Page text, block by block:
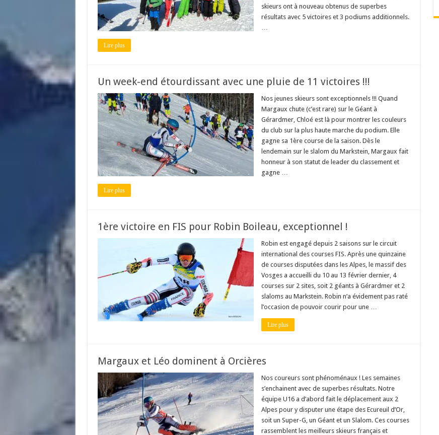
skieurs ont à nouveau obtenus de superbes
résultats avec 5 victoires et 3 podiums additionnels.
…
Lire plus
Un week-end étourdissant avec une pluie de 11 victoires !!!
Nos jeunes skieurs sont exceptionnels !!! Quand
Margaux chute (c’est rare) sur le Géant à
Gérardmer, Chloé est là pour montrer les couleurs
du club sur la plus haute marche du podium. Elle
gagne sa 1ère course de la saison. Dès le
lendemain sur le slalom du Markstein, Margaux fait
honneur à son statut de leader du classement et
gagne …
Lire plus
1ère victoire en FIS pour Robin Boileau, exceptionnel !
Robin est engagé depuis 2 saisons sur le circuit
international des courses FIS. Après une quinzaine
de courses disputées dans les Alpes, le massif des
Vosges a accueilli du 10 au 13 février dernier, 4
courses sur 2 sites, soit 2 géants à Gérardmer et 2
slaloms au Markstein. Robin n’a évidement pas raté
l’occasion de pouvoir courir pour une …
Lire plus
Margaux et Léo dominent à Orcières
Nos coureurs sont phénoménaux ! Les semaines
s’enchainent avec de superbes résultats. Notre
équipe U16 a d’abord fait le déplacement aux 2
Alpes pour y disputer une étape des Ecureuil d’Or,
soit un Super-G, un Géant et un Slalom. Ces courses
rassemblent les meilleurs skieurs français et